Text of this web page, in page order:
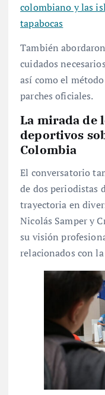
colombiano y las
tapabocas
También
cuidados
así como el
parches oficiales.
La mirada de
deportivos
Colombia
El conversatorio
de dos periodistas
trayectoria en
Nicolás Samper y
su visión
relacionados con